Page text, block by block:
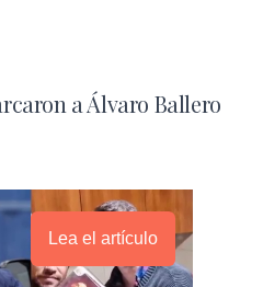
a Álvaro Ballero
Lea el artículo